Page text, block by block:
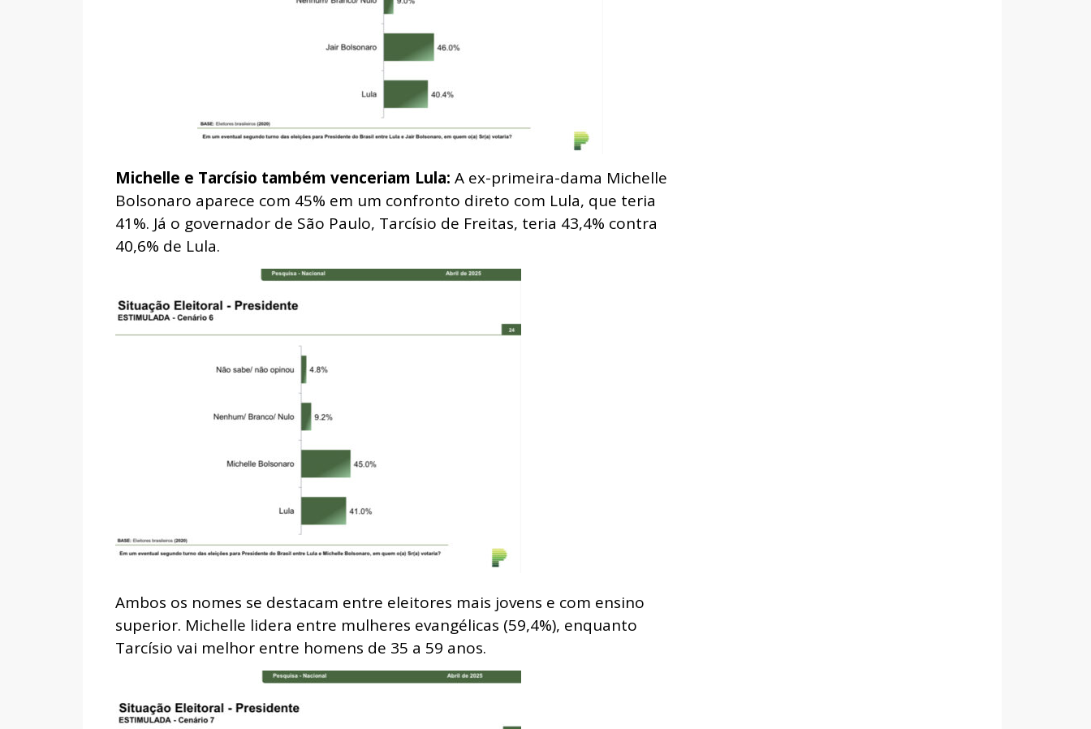
Michelle e Tarcísio também venceriam Lula: A ex-primeira-dama Michelle
Bolsonaro aparece com 45% em um confronto direto com Lula, que teria
41%. Já o governador de São Paulo, Tarcísio de Freitas, teria 43,4% contra
40,6% de Lula.
Ambos os nomes se destacam entre eleitores mais jovens e com ensino
superior. Michelle lidera entre mulheres evangélicas (59,4%), enquanto
Tarcísio vai melhor entre homens de 35 a 59 anos.